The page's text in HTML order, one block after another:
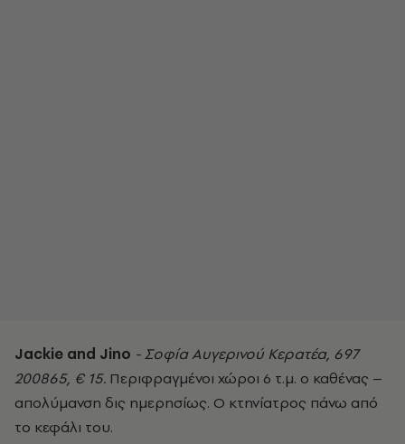
Jackie and Jino - Σοφία Αυγερινού Κερατέα, 697
200865, € 15. Περιφραγμένοι χώροι 6 τ.μ. ο καθένας –
απολύμανση δις ημερησίως. Ο κτηνίατρος πάνω από
το κεφάλι του.